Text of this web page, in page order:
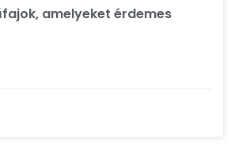
amelyeket érdemes